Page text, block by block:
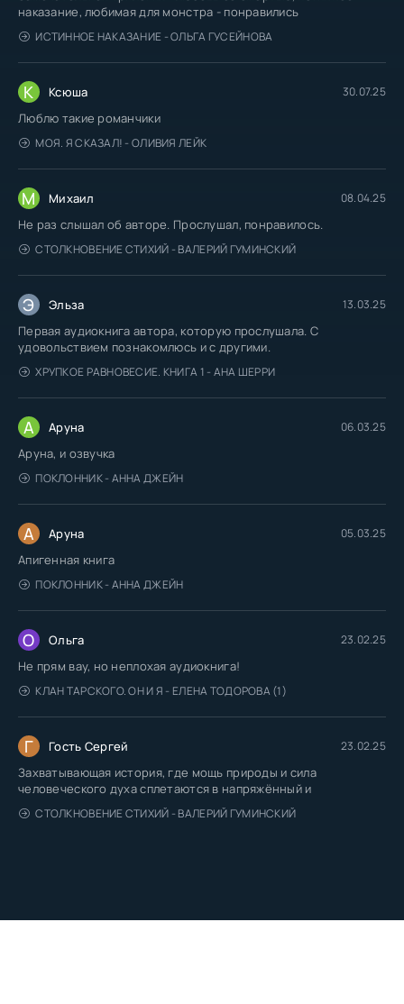
наказание, любимая для монстра - понравились
ИСТИННОЕ НАКАЗАНИЕ - ОЛЬГА ГУСЕЙНОВА
К Ксюша 30.07.25
Люблю такие романчики
МОЯ. Я СКАЗАЛ! - ОЛИВИЯ ЛЕЙК
М Михаил 08.04.25
Не раз слышал об авторе. Прослушал, понравилось.
СТОЛКНОВЕНИЕ СТИХИЙ - ВАЛЕРИЙ ГУМИНСКИЙ
Э Эльза 13.03.25
Первая аудиокнига автора, которую прослушала. С
удовольствием познакомлюсь и с другими.
ХРУПКОЕ РАВНОВЕСИЕ. КНИГА 1 - АНА ШЕРРИ
А Аруна 06.03.25
Аруна, и озвучка
ПОКЛОННИК - АННА ДЖЕЙН
А Аруна 05.03.25
Апигенная книга
ПОКЛОННИК - АННА ДЖЕЙН
О Ольга 23.02.25
Не прям вау, но неплохая аудиокнига!
КЛАН ТАРСКОГО. ОН И Я - ЕЛЕНА ТОДОРОВА (1)
Г Гость Сергей 23.02.25
Захватывающая история, где мощь природы и сила
человеческого духа сплетаются в напряжённый и
СТОЛКНОВЕНИЕ СТИХИЙ - ВАЛЕРИЙ ГУМИНСКИЙ